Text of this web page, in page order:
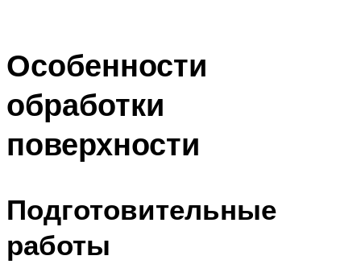
Особенности
обработки
поверхности
Подготовительные
работы